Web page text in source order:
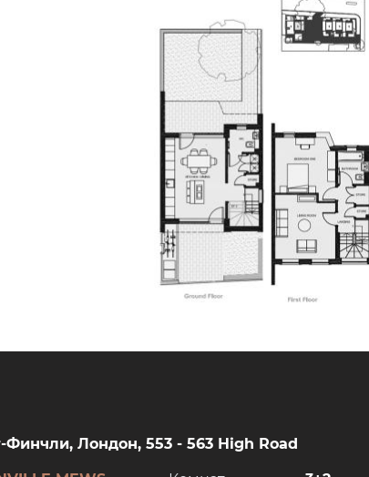
Финчли, Лондон, 553 - 563 High Road